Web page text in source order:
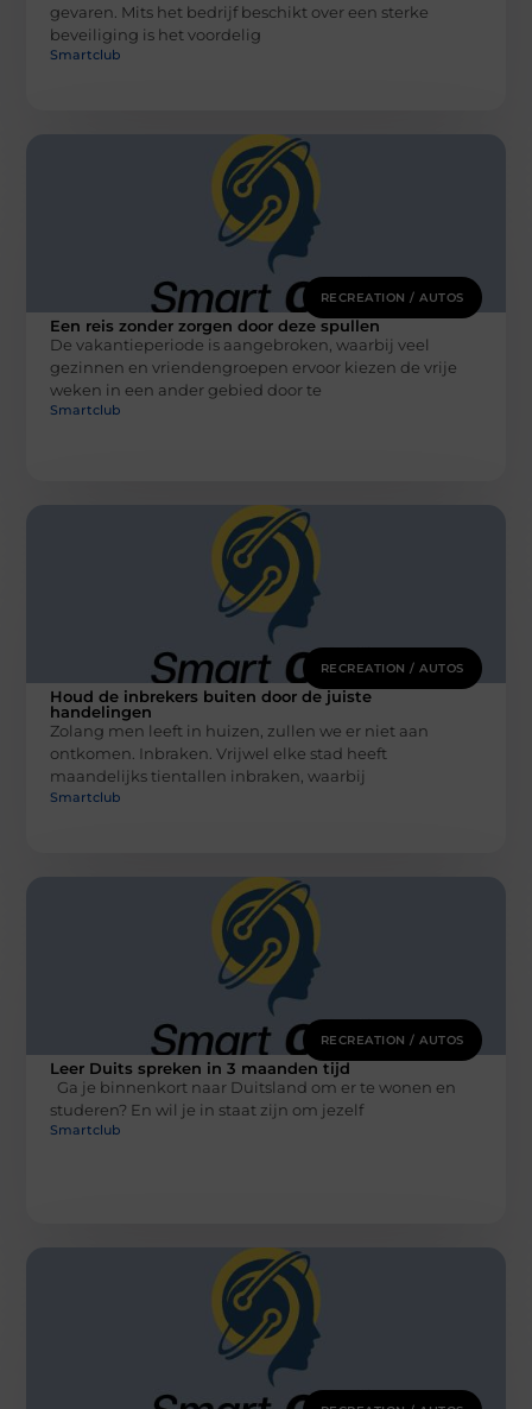
gevaren. Mits het bedrijf beschikt over een sterke
beveiliging is het voordelig
Smartclub
RECREATION / AUTOS
Een reis zonder zorgen door deze spullen
De vakantieperiode is aangebroken, waarbij veel
gezinnen en vriendengroepen ervoor kiezen de vrije
weken in een ander gebied door te
Smartclub
RECREATION / AUTOS
Houd de inbrekers buiten door de juiste
handelingen
Zolang men leeft in huizen, zullen we er niet aan
ontkomen. Inbraken. Vrijwel elke stad heeft
maandelijks tientallen inbraken, waarbij
Smartclub
RECREATION / AUTOS
Leer Duits spreken in 3 maanden tijd
Ga je binnenkort naar Duitsland om er te wonen en
studeren? En wil je in staat zijn om jezelf
Smartclub